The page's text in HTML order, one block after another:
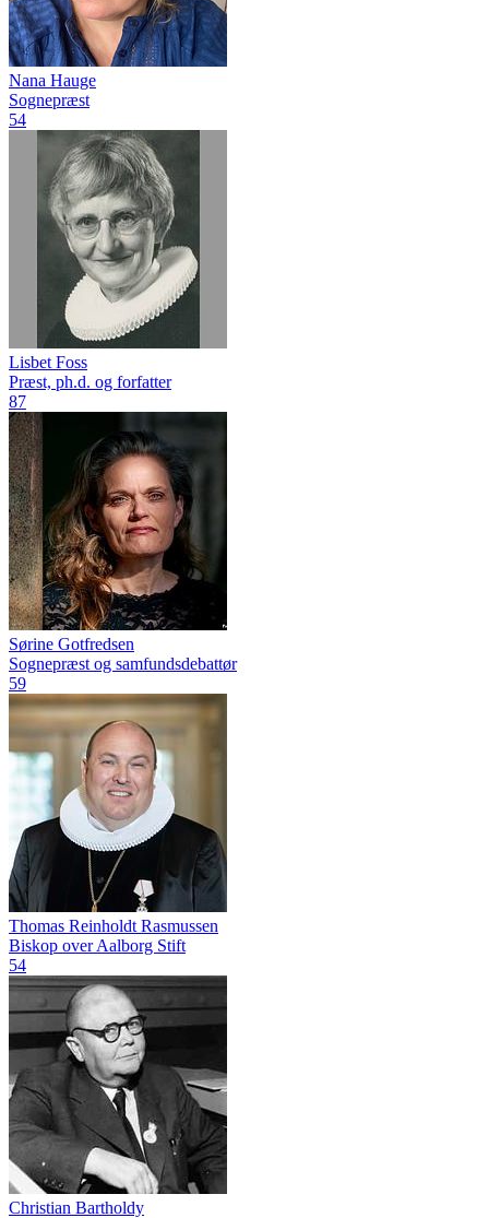
Nana Hauge
Sognepræst
54
Lisbet Foss
Præst, ph.d. og forfatter
87
Sørine Gotfredsen
Sognepræst og samfundsdebattør
59
Thomas Reinholdt Rasmussen
Biskop over Aalborg Stift
54
Christian Bartholdy